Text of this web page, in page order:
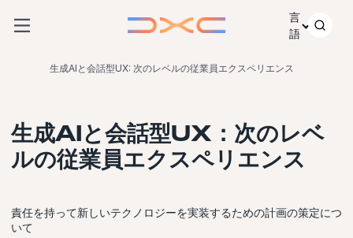
言
語
生成AIと会話型UX: 次のレベルの従業員エクスペリエンス
生成AIと会話型UX：次のレベ
ルの従業員エクスペリエンス
責任を持って新しいテクノロジーを実装するための計画の策定につ
いて